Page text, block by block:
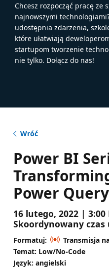
Chcesz rozpocząć pracę ze
najnowszymi
udostępnia zdarzenia,
które ułatwiają
startupom tworzenie
nie tylko. Dołącz do nas!
Wróć
Power BI
Power Query
16 lutego, 2022 | 3:00
Skoordynowany
Formatuj:
Transmisja
Temat: Low/No-Code
Język: angielski